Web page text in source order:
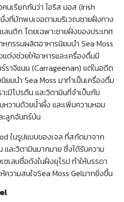
นเรียกกันว่า ไอริส มอส (Irish
งที่มักพบเจอตามบริเวณชายฝั่งทาง
นติก โดยเฉพาะชายฝั่งของประเทศ
กรรมผลิตอาหารนิยมนำ Sea Moss
ต่งช่วยให้อาหารและเครื่องดื่มมี
ราจีแนน (Carrageenan) แต่ในอดีต
มนำ Sea Moss มาทำเป็นเครื่องดื่ม
ะมีโปรตีน และวิตามินที่จำเป็นกับ
วานด้วยน้ำผึ้ง และเพิ่มความหอม
ลูกจันทร์ป่น
ในรูปแบบของเจล ที่สกัดมาจาก
ละวิตามินมากมาย ซึ่งได้รับความ
เลบชื่อดังในฝั่งยุโรป ทำให้บรรดา
วามสนใจSea Moss Gelมากยิ่งขึ้น